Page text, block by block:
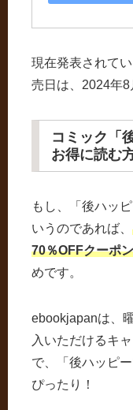
現在発表されて
売日は、2024年8
コミック「
お得に読む
もし、「後ハッ
いうのであれば、
70％OFFクーポ
めです。
ebookjapanは、
入いただけるキ
で、「後ハッピ
ぴったり！